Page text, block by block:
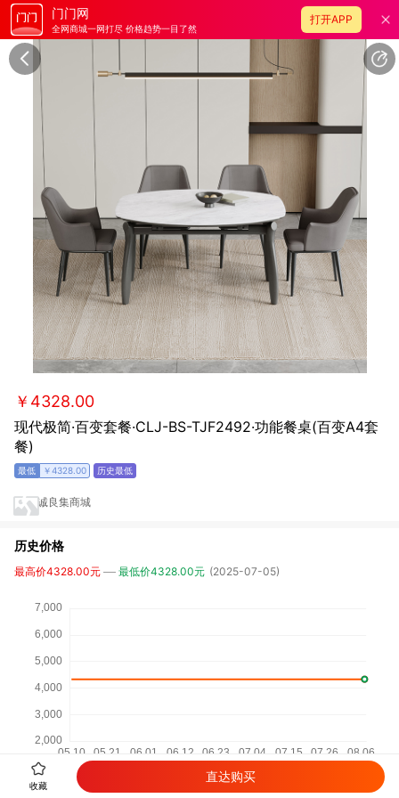
门门网
全网商城一网打尽 价格趋势一目了然
打开APP
￥4328.00
现代极简·百变套餐·CLJ-BS-TJF2492·功能餐桌(百变A4套
餐)
￥4328.00
诚良集商城
历史价格
最高价4328.00元 最低价4328.00元 (2025-07-05)
收藏
直达购买